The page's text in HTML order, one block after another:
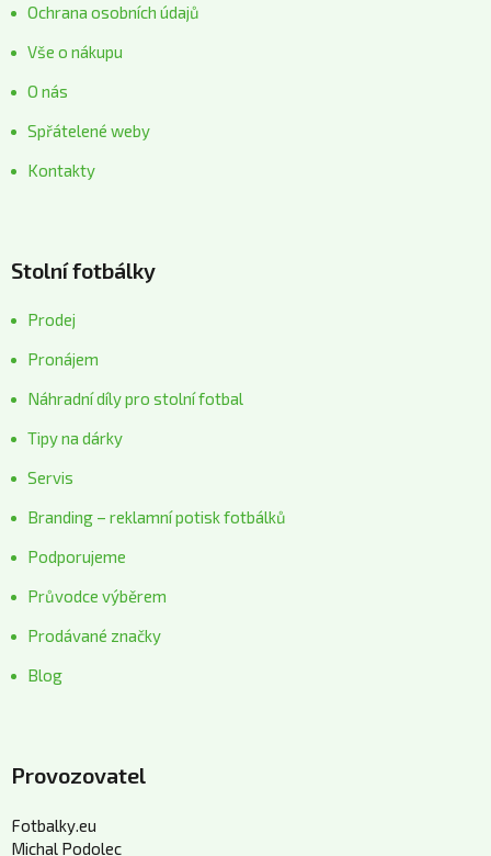
Ochrana osobních údajů
Vše o nákupu
O nás
Spřátelené weby
Kontakty
Stolní fotbálky
Prodej
Pronájem
Náhradní díly pro stolní fotbal
Tipy na dárky
Servis
Branding – reklamní potisk fotbálků
Podporujeme
Průvodce výběrem
Prodávané značky
Blog
Provozovatel
Fotbalky.eu
Michal Podolec